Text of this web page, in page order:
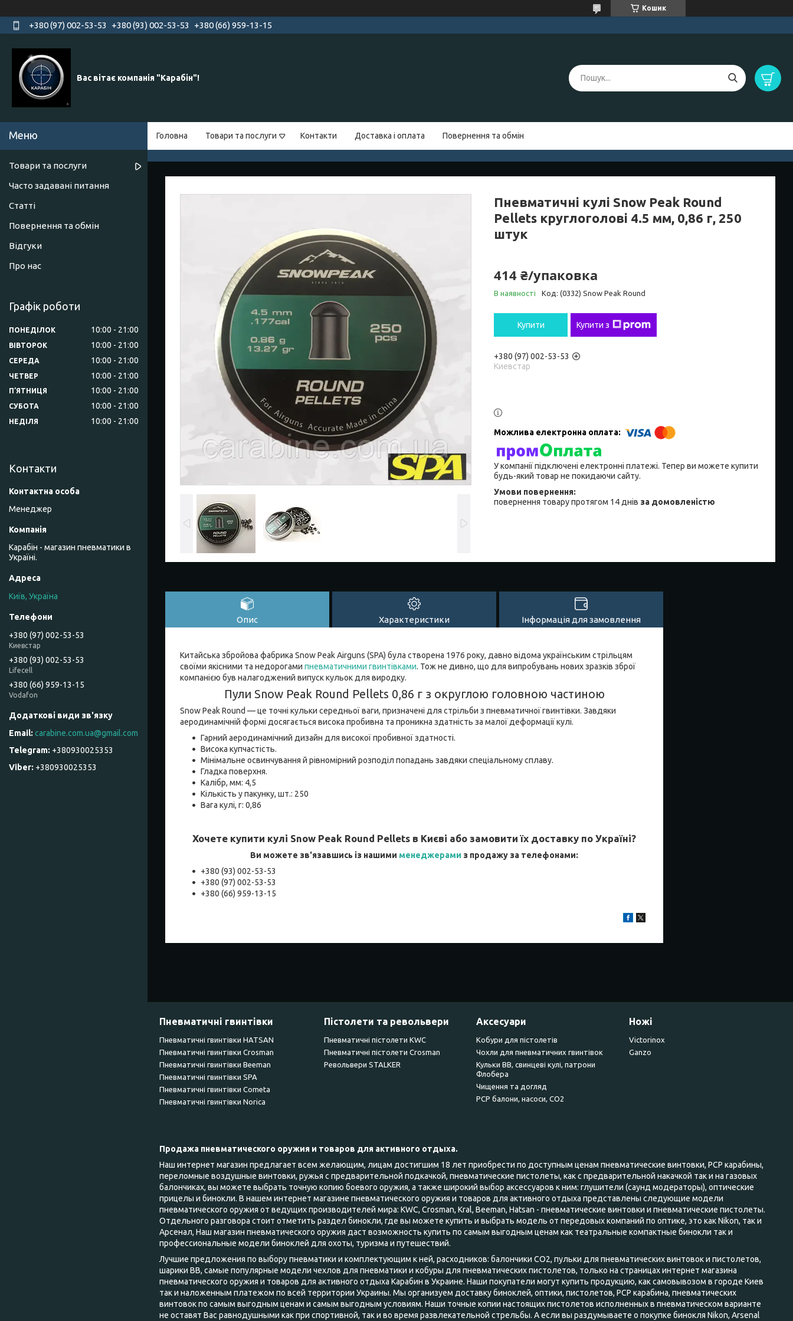
Кошик
+380 (97) 002-53-53 +380 (93) 002-53-53 +380 (66) 959-13-15
Вас вітає компанія "Карабін"!
Головна Товари та послуги Контакти Доставка і оплата Повернення та обмін
Пневматичні кулі Snow Peak Round
Pellets круглоголові 4.5 мм, 0,86 г, 250
штук
414 ₴/упаковка
В наявності Код: (0332) Snow Peak Round
Купити Купити з
+380 (97) 002-53-53
Киевстар
У компанії підключені електронні платежі. Тепер ви можете купити
будь-який товар не покидаючи сайту.
повернення товару протягом 14 днів за домовленістю
Опис Характеристики Інформація для замовлення
Китайська збройова фабрика Snow Peak Airguns (SPA) була створена 1976 року, давно відома українським стрільцям
своїми якісними та недорогами пневматичними гвинтівками. Тож не дивно, що для випробувань нових зразків зброї
компанією був налагоджений випуск кульок для виродку.
Пули Snow Peak Round Pellets 0,86 г з округлою головною частиною
Snow Peak Round — це точні кульки середньої ваги, призначені для стрільби з пневматичної гвинтівки. Завдяки
аеродинамічній формі досягається висока пробивна та проникна здатність за малої деформації кулі.
Гарний аеродинамічний дизайн для високої пробивної здатності.
Висока купчастість.
Мінімальне освинчування й рівномірний розподіл попадань завдяки спеціальному сплаву.
Гладка поверхня.
Калібр, мм: 4,5
Кількість у пакунку, шт.: 250
Вага кулі, г: 0,86
Хочете купити кулі Snow Peak Round Pellets в Києві або замовити їх доставку по Україні?
Ви можете зв'язавшись із нашими менеджерами з продажу за телефонами:
+380 (93) 002-53-53
+380 (97) 002-53-53
+38‎0 (66) 959-13-15
Товари та послуги
Часто задавані питання
Статті
Повернення та обмін
Відгуки
Про нас
Графік роботи
ПОНЕДІЛОК 10:00 21:00
ВІВТОРОК 10:00 21:00
СЕРЕДА 10:00 21:00
ЧЕТВЕР 10:00 21:00
ПʼЯТНИЦЯ 10:00 21:00
СУБОТА 10:00 21:00
НЕДІЛЯ 10:00 21:00
Контакти
Менеджер
Карабін - магазин пневматики в
Україні.
Київ, Україна
+380 (97) 002-53-53
Киевстар
+380 (93) 002-53-53
Lifecell
+380 (66) 959-13-15
Vodafon
carabine.com.ua@gmail.com
+380930025353
+380930025353
Пневматичні гвинтівки
Пневматичні гвинтівки HATSAN
Пневматичні гвинтівки Сrosman
Пневматичні гвинтівки Beeman
Пневматичні гвинтівки SPA
Пневматичні гвинтівки Cometa
Пневматичні гвинтівки Norica
Пістолети та револьвери
Пневматичні пістолети KWC
Пневматичні пістолети Crosman
Револьвери STALKER
Аксесуари
Кобури для пістолетів
Чохли для пневматичних гвинтівок
Кульки BB, свинцеві кулі, патрони
Флобера
Чищення та догляд
PCP балони, насоси, CO2
Ножі
Victorinox
Ganzo
Продажа пневматического оружия и товаров для активного отдыха.
Наш интернет магазин предлагает всем желающим, лицам достигшим 18 лет приобрести по доступным ценам пневматические винтовки, PCP карабины,
переломные воздушные винтовки, ружья с предварительной подкачкой, пневматические пистолеты, как с предварительной накачкой так и на газовых
балончиках, вы можете выбрать точную копию боевого оружия, а также широкий выбор аксессуаров к ним: глушители (саунд модераторы), оптические
прицелы и бинокли. В нашем интернет магазине пневматического оружия и товаров для активного отдыха представлены следующие модели
пневматического оружия от ведущих производителей мира: KWC, Crosman, Kral, Beeman, Hatsan - пневматические винтовки и пневматические пистолеты.
Отдельного разговора стоит отметить раздел бинокли, где вы можете купить и выбрать модель от передовых компаний по оптике, это как Nikon, так и
Арсенал, Наш магазин пневматического оружия даст возможность купить по самым выгодным ценам как театральные компактные бинокли так и
профессиональные модели биноклей для охоты, туризма и путешествий.
Лучшие предложения по выбору пневматики и комплектующим к ней, расходников: балончики CO2, пульки для пневматических винтовок и пистолетов,
шарики ВВ, самые популярные модели чехлов для пневматики и кобуры для пневматических пистолетов, только на страницах интернет магазина
пневматического оружия и товаров для активного отдыха Карабин в Украине. Наши покупатели могут купить продукцию, как самовывозом в городе Киев
так и наложенным платежом по всей территории Украины. Мы организуем доставку биноклей, оптики, пистолетов, PCP карабина, пневматических
винтовок по самым выгодным ценам и самым выгодным условиям. Наши точные копии настоящих пистолетов исполненных в пневматическом варианте
не оставят Вас равнодушными как при спортивной, так и во время развлекательной стрельбы. А если вы раздумываете о покупке бинокля Nikon, Arsenal